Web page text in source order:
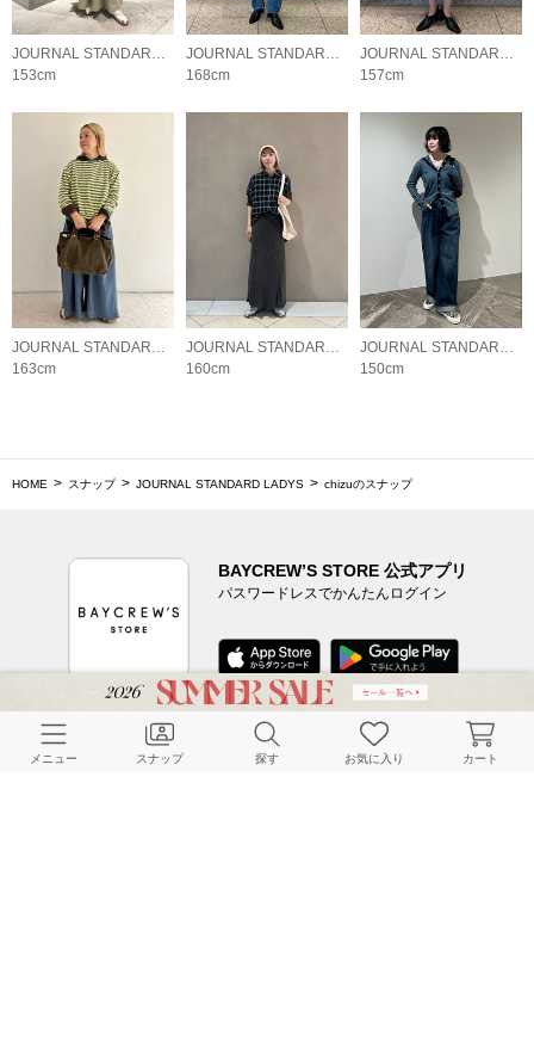
JOURNAL STANDARD LADYS
153cm
JOURNAL STANDARD LADYS
168cm
JOURNAL STANDARD LADYS
157cm
JOURNAL STANDARD LADYS
163cm
JOURNAL STANDARD LADYS
160cm
JOURNAL STANDARD LADYS
150cm
HOME スナップ JOURNAL STANDARD LADYS chizuのスナップ
BAYCREW’S STORE 公式アプリ
パスワードレスでかんたんログイン
CUSTOMER SERVICE
メニュー スナップ 探す お気に入り カート